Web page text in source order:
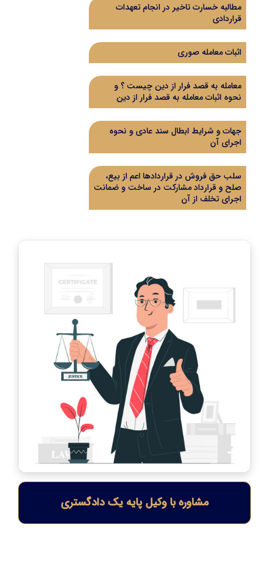
مطالبه خسارت تاخیر در انجام تعهدات
قراردادی
اثبات معامله صوری
معامله به قصد فرار از دین چیست ؟ و
نحوه اثبات معامله به قصد فرار از دین
جهات و شرایط ابطال سند عادی و نحوه
اجرای آن
سلب حق فروش در قراردادها اعم از بیع،
صلح و قرارداد مشارکت در ساخت و ضمانت
اجرای تخلف از آن
مشاوره با وکیل پایه یک دادگستری